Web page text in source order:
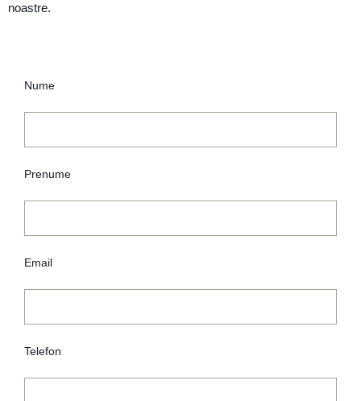
noastre.
Nume
Prenume
Email
Telefon